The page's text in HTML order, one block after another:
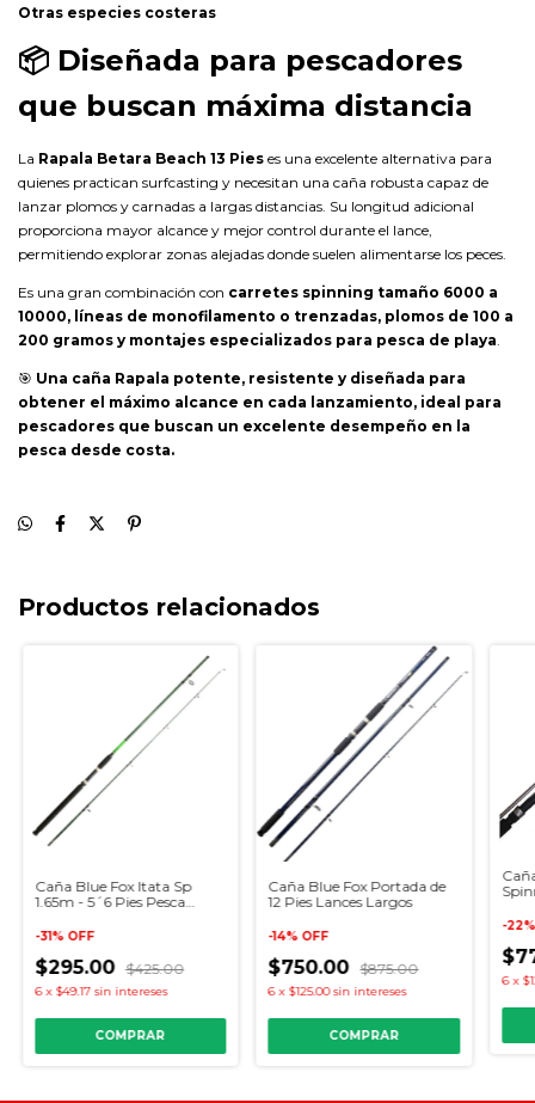
Otras especies costeras
📦 Diseñada para pescadores
que buscan máxima distancia
La Rapala Betara Beach 13 Pies es una excelente alternativa para
quienes practican surfcasting y necesitan una caña robusta capaz de
lanzar plomos y carnadas a largas distancias. Su longitud adicional
proporciona mayor alcance y mejor control durante el lance,
permitiendo explorar zonas alejadas donde suelen alimentarse los peces.
Es una gran combinación con carretes spinning tamaño 6000 a
10000, líneas de monofilamento o trenzadas, plomos de 100 a
200 gramos y montajes especializados para pesca de playa.
🎯 Una caña Rapala potente, resistente y diseñada para
obtener el máximo alcance en cada lanzamiento, ideal para
pescadores que buscan un excelente desempeño en la
pesca desde costa.
Productos relacionados
Caña Blue Fox Itata Sp
1.65m - 5´6 Pies Pesca
-31% OFF
$295.00 $425.00
6 x $49.17 sin intereses
Caña Blue Fox Portada de
12 Pies Lances Largos
-14% OFF
$750.00 $875.00
6 x $125.00 sin intereses
-22
6 x